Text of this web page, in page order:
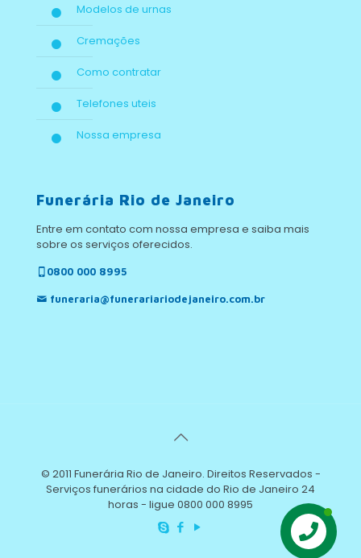
Modelos de urnas
Cremações
Como contratar
Telefones uteis
Nossa empresa
Funerária Rio de Janeiro
Entre em contato com nossa empresa e saiba mais
sobre os serviços oferecidos.
0800 000 8995
funeraria@funerariariodejaneiro.com.br
© 2011 Funerária Rio de Janeiro. Direitos Reservados -
Serviços funerários na cidade do Rio de Janeiro 24
horas - ligue 0800 000 8995